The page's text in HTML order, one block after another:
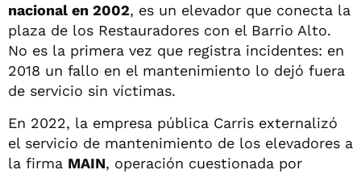
nacional en 2002, es un elevador que conecta la
plaza de los Restauradores con el Barrio Alto.
No es la primera vez que registra incidentes: en
2018 un fallo en el mantenimiento lo dejó fuera
de servicio sin víctimas.
En 2022, la empresa pública Carris externalizó
el servicio de mantenimiento de los elevadores a
la firma MAIN, operación cuestionada por